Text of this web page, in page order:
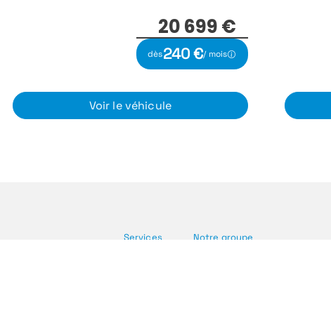
18 999 €
dès221 €/ mois
Voir le véhicule
Services Notre groupe